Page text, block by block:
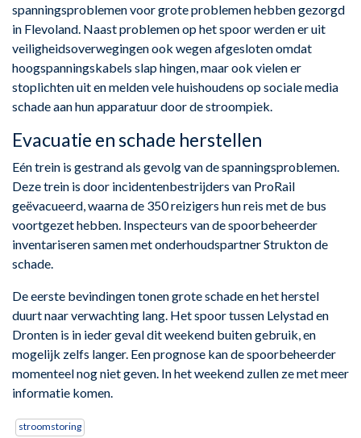
spanningsproblemen voor grote problemen hebben gezorgd
in Flevoland. Naast problemen op het spoor werden er uit
veiligheidsoverwegingen ook wegen afgesloten omdat
hoogspanningskabels slap hingen, maar ook vielen er
stoplichten uit en melden vele huishoudens op sociale media
schade aan hun apparatuur door de stroompiek.
Evacuatie en schade herstellen
Eén trein is gestrand als gevolg van de spanningsproblemen.
Deze trein is door incidentenbestrijders van ProRail
geëvacueerd, waarna de 350 reizigers hun reis met de bus
voortgezet hebben. Inspecteurs van de spoorbeheerder
inventariseren samen met onderhoudspartner Strukton de
schade.
De eerste bevindingen tonen grote schade en het herstel
duurt naar verwachting lang. Het spoor tussen Lelystad en
Dronten is in ieder geval dit weekend buiten gebruik, en
mogelijk zelfs langer. Een prognose kan de spoorbeheerder
momenteel nog niet geven. In het weekend zullen ze met meer
informatie komen.
stroomstoring